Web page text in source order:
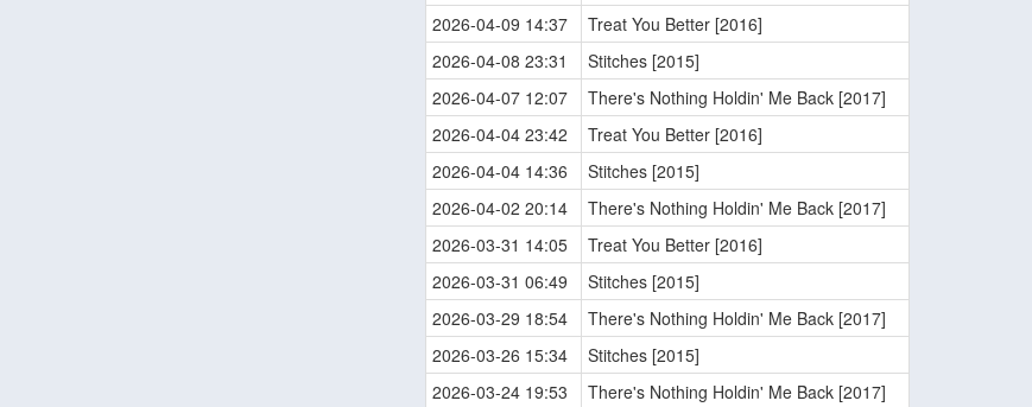
2026-04-09 14:37
Treat You Better [2016]
2026-04-08 23:31
Stitches [2015]
2026-04-07 12:07
There's Nothing Holdin' Me Back [2017]
2026-04-04 23:42
Treat You Better [2016]
2026-04-04 14:36
Stitches [2015]
2026-04-02 20:14
There's Nothing Holdin' Me Back [2017]
2026-03-31 14:05
Treat You Better [2016]
2026-03-31 06:49
Stitches [2015]
2026-03-29 18:54
There's Nothing Holdin' Me Back [2017]
2026-03-26 15:34
Stitches [2015]
2026-03-24 19:53
There's Nothing Holdin' Me Back [2017]